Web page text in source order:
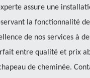
assure une
la fonctionnalité
de nos services à
entre qualité et prix
de cheminée.